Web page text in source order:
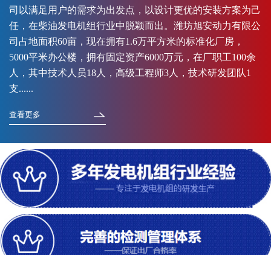
司以满足用户的需求为出发点，以设计更优的安装方案为己
任，在柴油发电机组行业中脱颖而出。潍坊旭安动力有限公
司占地面积60亩，现在拥有1.6万平方米的标准化厂房，
5000平米办公楼，拥有固定资产6000万元，在厂职工100余
人，其中技术人员18人，高级工程师3人，技术研发团队1
支......
查看更多